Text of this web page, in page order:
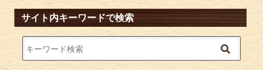
サイト内キーワードで検索